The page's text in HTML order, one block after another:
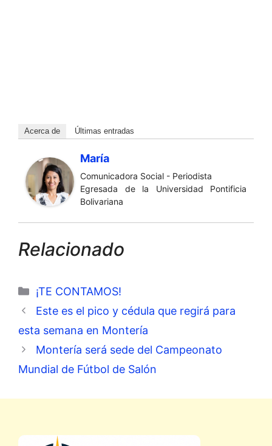
Acerca de Últimas entradas
María
Comunicadora Social - Periodista
Egresada de la Universidad Pontificia
Bolivariana
Relacionado
Categorías
¡TE CONTAMOS!
Este es el pico y cédula que regirá para
esta semana en Montería
Montería será sede del Campeonato
Mundial de Fútbol de Salón